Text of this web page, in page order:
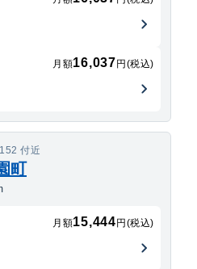
月額16,037 円(税込)
付近
町
月額15,444 円(税込)